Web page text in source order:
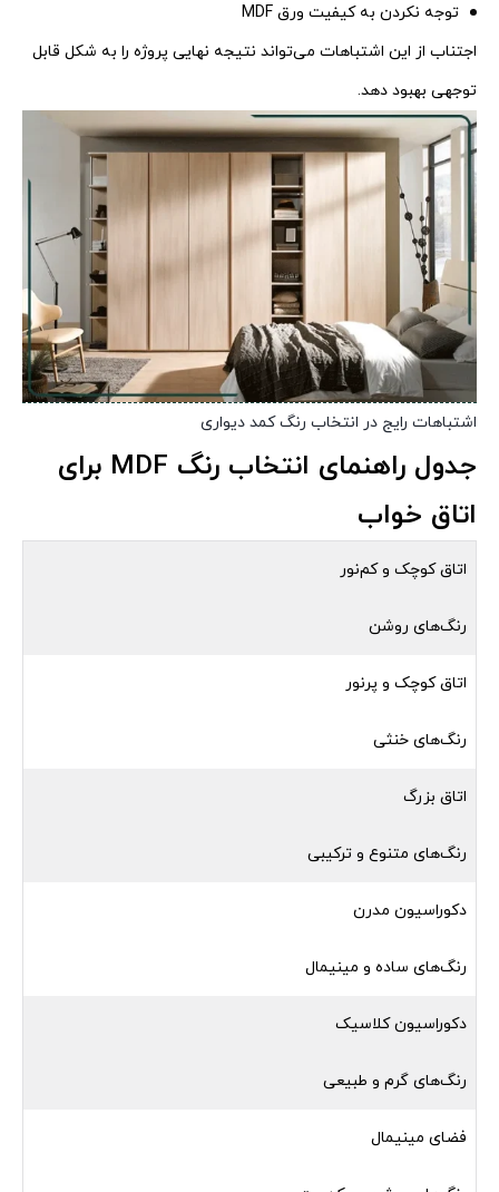
توجه نکردن به کیفیت ورق MDF
اجتناب از این اشتباهات می‌تواند نتیجه نهایی پروژه را به شکل قابل
توجهی بهبود دهد.
اشتباهات رایج در انتخاب رنگ کمد دیواری
جدول راهنمای انتخاب رنگ MDF برای
اتاق خواب
اتاق کوچک و کم‌نور
رنگ‌های روشن
اتاق کوچک و پرنور
رنگ‌های خنثی
اتاق بزرگ
رنگ‌های متنوع و ترکیبی
دکوراسیون مدرن
رنگ‌های ساده و مینیمال
دکوراسیون کلاسیک
رنگ‌های گرم و طبیعی
فضای مینیمال